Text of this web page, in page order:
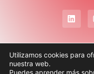
Utilizamos cookies para
nuestra web.
Puedes aprender más